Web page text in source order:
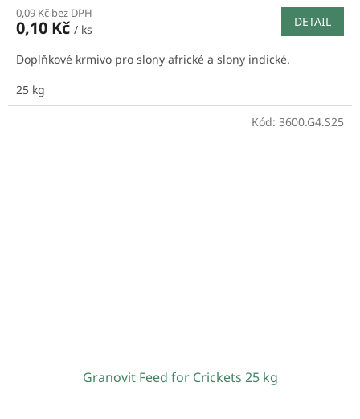
0,09 Kč bez DPH
0,10 Kč / ks
DETAIL
Doplňkové krmivo pro slony africké a slony indické.
25 kg
Granovit Feed for Crickets 25 kg
Kód: 3600.G4.S25